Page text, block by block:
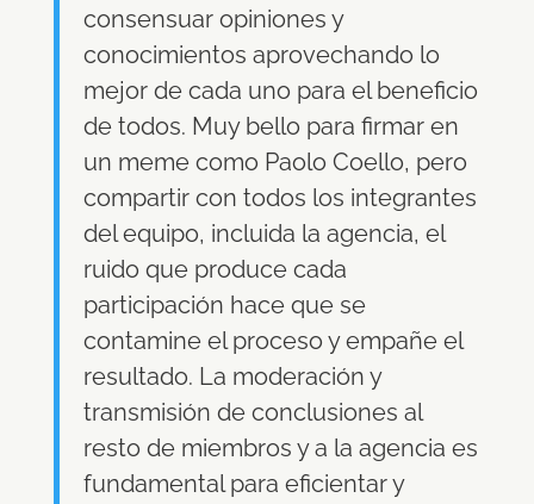
consensuar opiniones y
conocimientos aprovechando lo
mejor de cada uno para el beneficio
de todos. Muy bello para firmar en
un meme como Paolo Coello, pero
compartir con todos los integrantes
del equipo, incluida la agencia, el
ruido que produce cada
participación hace que se
contamine el proceso y empañe el
resultado. La moderación y
transmisión de conclusiones al
resto de miembros y a la agencia es
fundamental para eficientar y